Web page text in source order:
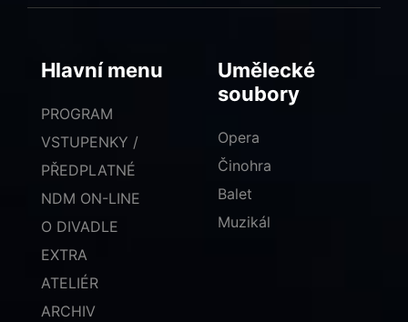
Hlavní menu
PROGRAM
VSTUPENKY /
PŘEDPLATNÉ
NDM ON-LINE
O DIVADLE
EXTRA
ATELIÉR
ARCHIV
Umělecké
soubory
Opera
Činohra
Balet
Muzikál